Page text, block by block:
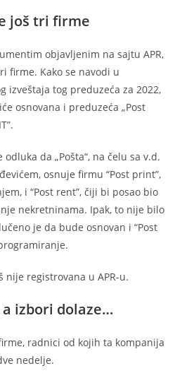
još tri firme
objavljenim na sajtu APR,
firme. Kako se navodi u
izveštaja tog preduzeća za 2022,
osnovana i preduzeća „Post
da „Pošta“, na čelu sa v.d.
osnuje firmu “Post print”,
i “Post rent”, čiji bi posao bio
nekretninama. Ipak, to nije bilo
je da bude osnovan i “Post
registrovana u APR-u.
izbori dolaze…
radnici od kojih ta kompanija
nedelje.